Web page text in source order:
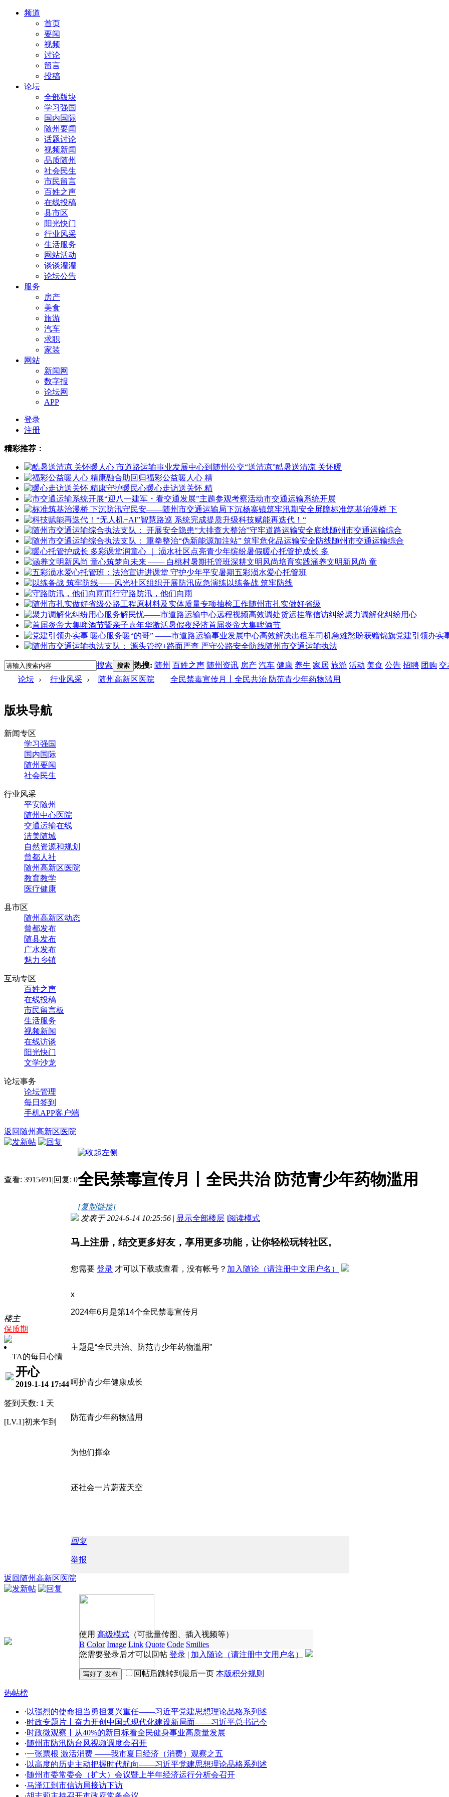
频道
首页
要闻
视频
讨论
留言
投稿
论坛
全部版块
学习强国
国内国际
随州要闻
话题讨论
视频新闻
品质随州
社会民生
市民留言
百姓之声
在线投稿
县市区
阳光快门
行业风采
生活服务
网站活动
谈谈灌灌
论坛公告
服务
房产
美食
旅游
汽车
求职
家装
网站
新闻网
数字报
论坛网
APP
登录
注册
精彩推荐：
酷暑送清凉 关怀暖
福彩公益暖人心 精
暖心走访送关怀 精
市交通运输系统开展
标准筑基治漫桥 下
科技赋能再迭代！“
随州市交通运输综合
随州市交通运输综合
暖心托管护成长 多
涵养文明新风尚 童
五彩涢水爱心托管班
以练备战 筑牢防线
守路防汛，他们向雨
随州市扎实做好省级
聚力调解化纠纷用心
首届炎帝大集啤酒节
党建引领办实
随州市交通运输执法
搜索 搜索 热搜: 随州 百姓之声 随州资讯 房产 汽车 健康 养生 家居 旅游 活动 美食 公告 招聘 团购 交
论坛 › 行业风采 › 随州高新区医院 全民禁毒宣传月丨全民共治 防范青少年药物滥用
版块导航
新闻专区
学习强国
国内国际
随州要闻
社会民生
行业风采
平安随州
随州中心医院
交通运输在线
洁美随城
自然资源和规划
曾都人社
随州高新区医院
教育教学
医疗健康
县市区
随州高新区动态
曾都发布
随县发布
广水发布
魅力乡镇
互动专区
百姓之声
在线投稿
市民留言板
生活服务
视频新闻
在线访谈
阳光快门
文学沙龙
论坛事务
论坛管理
每日签到
手机APP客户端
返回随州高新区医院
查看: 3915491 |回复: 0全民禁毒宣传月丨全民共治 防范青少年药物滥用
[复制链接]
楼主
保质期
TA的每日心情
开心
2019-1-14 17:44
签到天数: 1 天
[LV.1]初来乍到
发表于 2024-6-14 10:25:56 | 显示全部楼层 |阅读模式
马上注册，结交更多好友，享用更多功能，让你轻松玩转社区。
您需要 登录 才可以下载或查看，没有帐号？ 加入随论（请注册中文用户名）
x
2024年6月是第14个全民禁毒宣传月
主题是“全民共治、防范青少年药物滥用”
呵护青少年健康成长
防范青少年药物滥用
为他们撑伞
还社会一片蔚蓝天空
回复
举报
返回随州高新区医院
使用 高级模式 （可批量传图、插入视频等）
B Color Image Link Quote Code Smilies
您需要登录后才可以回帖 登录 | 加入随论（请注册中文用户名）
回帖后跳转到最后一页 本版积分规则
热帖榜
· 以强烈的使命担当勇担复兴重任——习近平党建思想理论品格系列述
·时政专题片丨奋力开创中国式现代化建设新局面——习近平总书记今
·时政微观察丨从40%的新目标看全民健身事业高质量发展
·随州市防汛防台风视频调度会召开
·一张票根 激活消费 ——我市夏日经济（消费）观察之五
· 以高度的历史主动把握时代航向——习近平党建思想理论品格系列述
·随州市委常委会（扩大）会议暨上半年经济运行分析会召开
·马泽江到市信访局接访下访